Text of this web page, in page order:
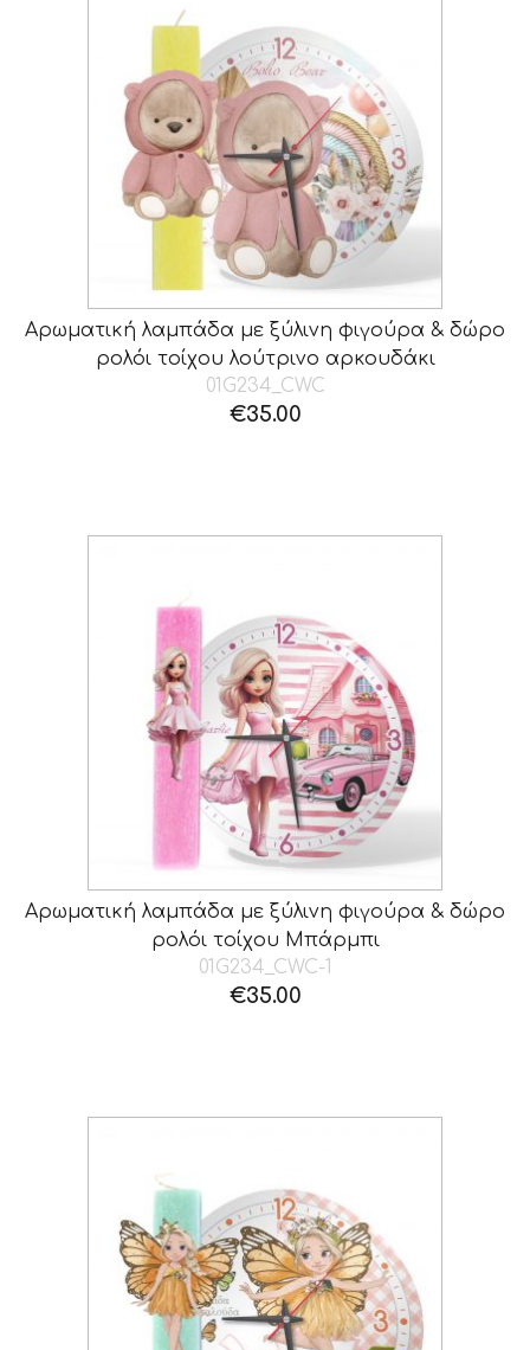
Αρωματική λαμπάδα με ξύλινη φιγούρα & δώρο
ρολόι τοίχου λούτρινο αρκουδάκι
01G234_CWC
€35.00
Αρωματική λαμπάδα με ξύλινη φιγούρα & δώρο
ρολόι τοίχου Μπάρμπι
01G234_CWC-1
€35.00